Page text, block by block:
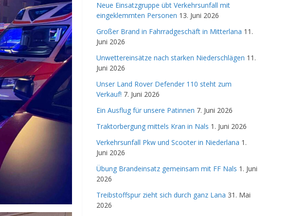
Neue Einsatzgruppe übt Verkehrsunfall mit
eingeklemmten Personen 13. Juni 2026
Großer Brand in Fahrradgeschäft in Mitterlana 11.
Juni 2026
Unwettereinsätze nach starken Niederschlägen 11.
Juni 2026
Unser Land Rover Defender 110 steht zum
Verkauf! 7. Juni 2026
Ein Ausflug für unsere Patinnen 7. Juni 2026
Traktorbergung mittels Kran in Nals 1. Juni 2026
Verkehrsunfall Pkw und Scooter in Niederlana 1.
Juni 2026
Übung Brandeinsatz gemeinsam mit FF Nals 1. Juni
2026
Treibstoffspur zieht sich durch ganz Lana 31. Mai
2026